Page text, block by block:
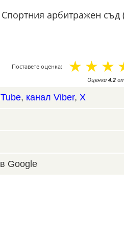
арбитражен съд
Поставете оценка: ☆
☆
☆
Оценка 4.2
, канал Viber, X
Google